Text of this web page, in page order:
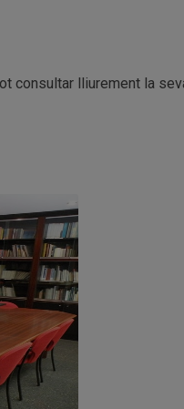
consultar lliurement la